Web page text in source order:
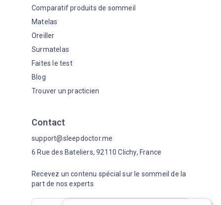
Contact
Matelas
Comparatif produits de sommeil
Oreiller
Surmatelas
Blog
Trouver un practicien
Faites le test
Recevez un contenu spécial sur le sommeil de la
part de nos experts
support@sleepdoctor.me
6 Rue des Bateliers, 92110 Clichy, France